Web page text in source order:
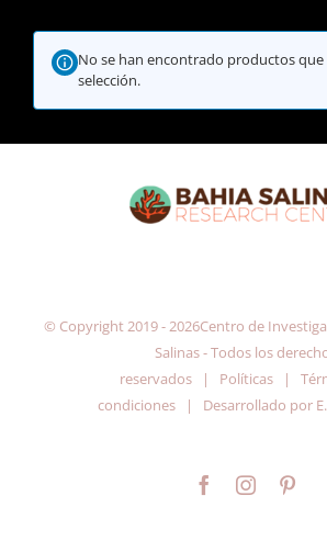
No se han encontrado productos
selección.
© Copyright 2019 -2026Centro de
Salinas - Todos los
reservados | Políticas|
condiciones| Desarrollado por
FacebookInstagram